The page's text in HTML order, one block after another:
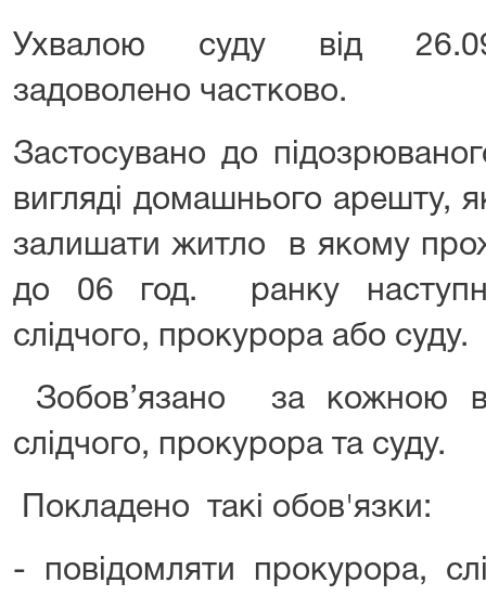
Ухвалою суду від
задоволено частково.
Застосувано до
вигляді домашнього арешту,
залишати житло в якому
до 06 год. ранку
слідчого, прокурора або суду.
Зобов’язано за кожною
слідчого, прокурора та суду.
Покладено такі обов'язки:
- повідомляти прокурора,